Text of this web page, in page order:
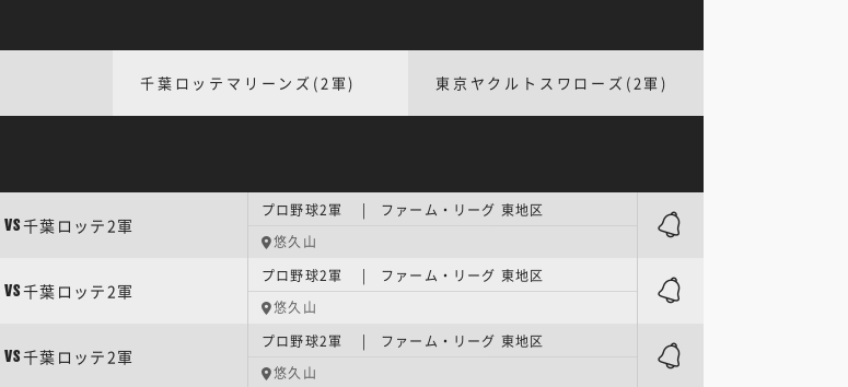
千葉ロッテマリーンズ(2軍) 東京ヤクルトスワローズ(2軍)
VS千葉ロッテ2軍
プロ野球2軍 | ファーム・リーグ 東地区
悠久山
VS千葉ロッテ2軍
プロ野球2軍 | ファーム・リーグ 東地区
悠久山
VS千葉ロッテ2軍
プロ野球2軍 | ファーム・リーグ 東地区
悠久山